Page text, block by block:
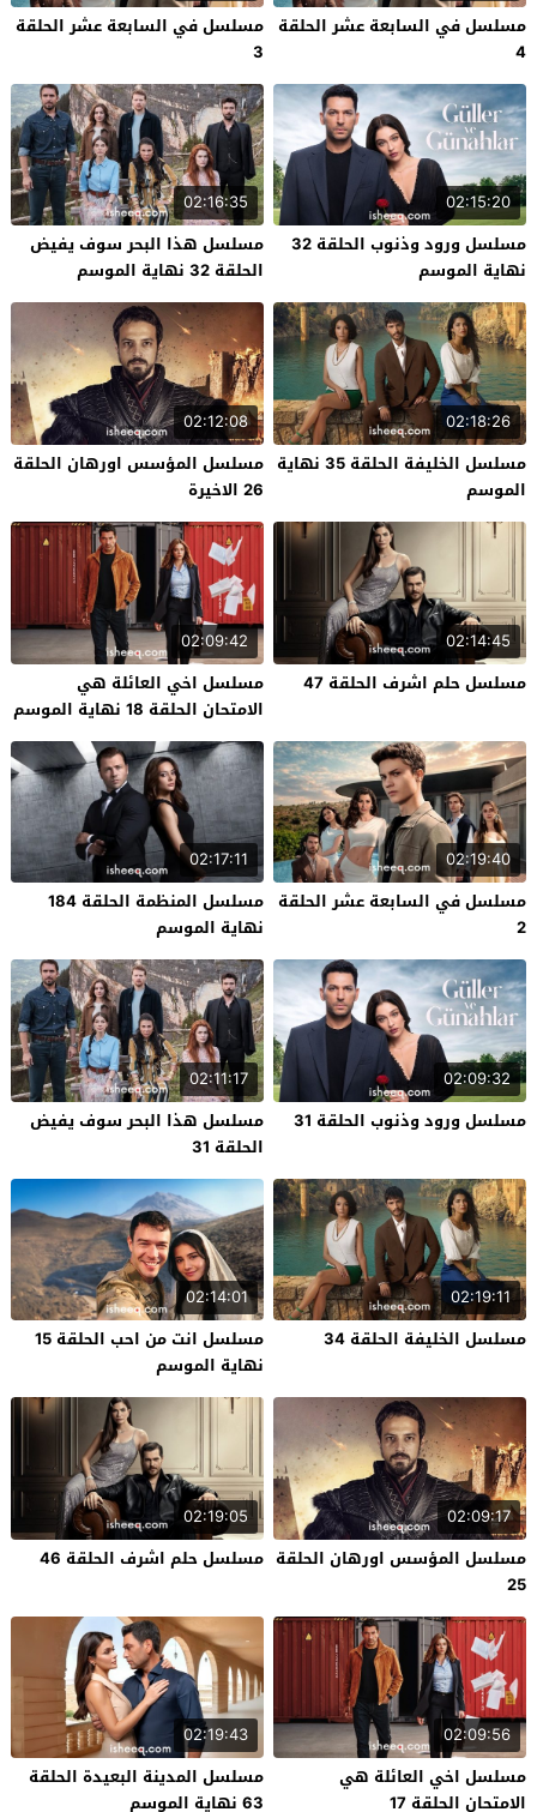
مسلسل في السابعة عشر الحلقة
4
مسلسل في السابعة عشر الحلقة
3
02:15:20
مسلسل ورود وذنوب الحلقة 32
نهاية الموسم
02:16:35
مسلسل هذا البحر سوف يفيض
الحلقة 32 نهاية الموسم
02:18:26
مسلسل الخليفة الحلقة 35 نهاية
الموسم
02:12:08
مسلسل المؤسس اورهان الحلقة
26 الاخيرة
02:14:45
مسلسل حلم اشرف الحلقة 47
02:09:42
مسلسل اخي العائلة هي
الامتحان الحلقة 18 نهاية الموسم
02:19:40
مسلسل في السابعة عشر الحلقة
2
02:17:11
مسلسل المنظمة الحلقة 184
نهاية الموسم
02:09:32
مسلسل ورود وذنوب الحلقة 31
02:11:17
مسلسل هذا البحر سوف يفيض
الحلقة 31
02:19:11
مسلسل الخليفة الحلقة 34
02:14:01
مسلسل انت من احب الحلقة 15
نهاية الموسم
02:09:17
مسلسل المؤسس اورهان الحلقة
25
02:19:05
مسلسل حلم اشرف الحلقة 46
02:09:56
مسلسل اخي العائلة هي
الامتحان الحلقة 17
02:19:43
مسلسل المدينة البعيدة الحلقة
63 نهاية الموسم